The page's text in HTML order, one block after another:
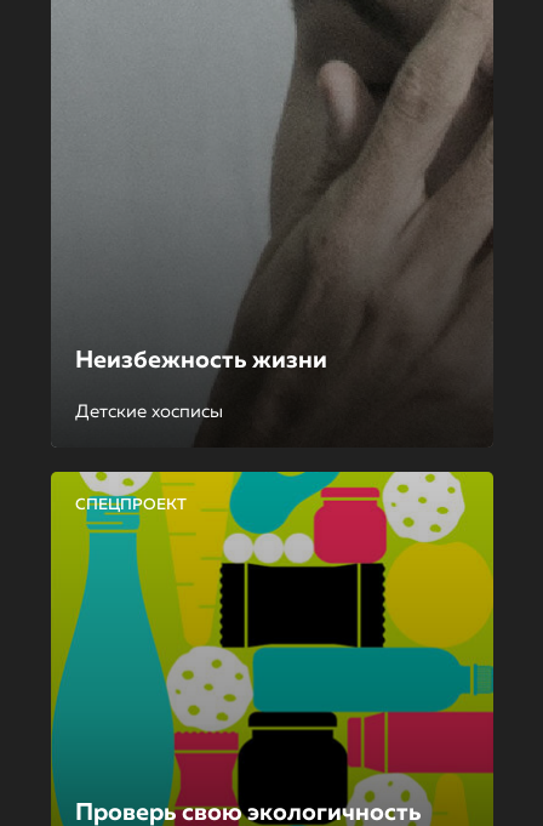
Неизбежность жизни
Детские хосписы
СПЕЦПРОЕКТ
Проверь свою экологичность